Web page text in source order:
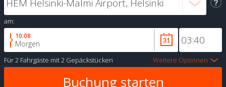
am:
10.08
Morgen
Für2 Fahrgäste mit2 Gepäckstücken Weitere Optionen